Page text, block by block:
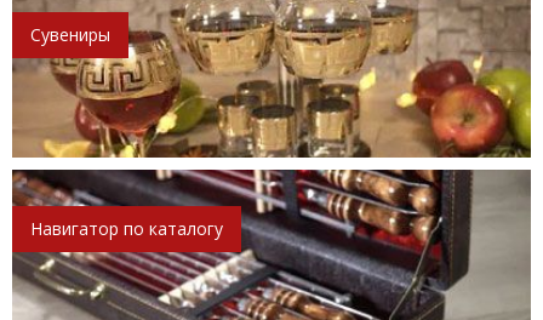
Сувениры
Навигатор по каталогу